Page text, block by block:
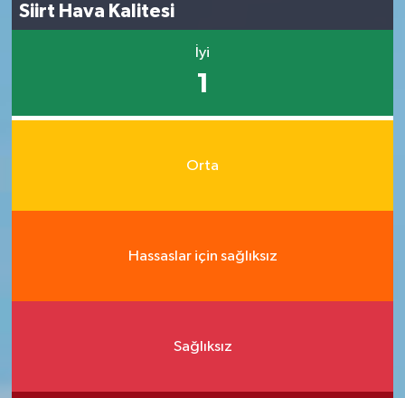
Siirt Hava Kalitesi
İyi
1
Orta
Hassaslar için sağlıksız
Sağlıksız